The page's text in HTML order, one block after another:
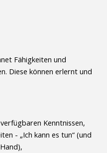
Fähigkeiten und
Diese können erlernt und
Kenntnissen,
- „Ich kann es tun“ (und